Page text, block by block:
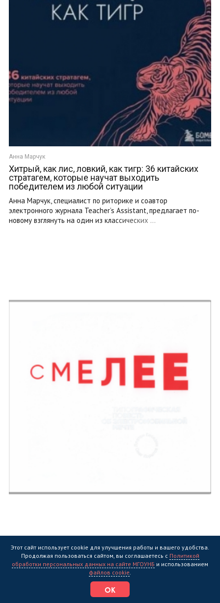
Анна Марчук
Хитрый, как лис, ловкий, как тигр: 36 китайских
стратагем, которые научат выходить
победителем из любой ситуации
Анна Марчук, специалист по риторике и соавтор
электронного журнала Teacher’s Assistant, предлагает по-
новому взглянуть на один из классических ...
Этот сайт использует cookie для улучшения работы и вашего удобства.
Продолжая пользоваться сайтом, вы соглашаетесь с Политикой
обработки персональных данных на сайте МГОУНБ и использованием
файлов cookie.
ОК